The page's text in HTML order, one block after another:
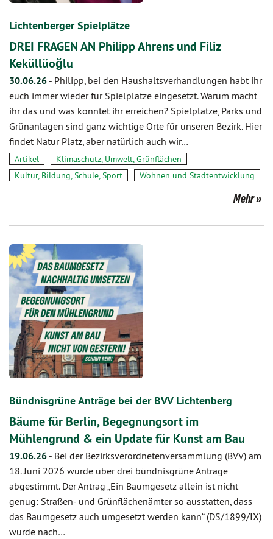
Lichtenberger Spielplätze
DREI FRAGEN AN Philipp Ahrens und Filiz
Keküllüoğlu‬
30.06.26 - Philipp, bei den Haushaltsverhandlungen habt ihr
euch immer wieder für Spielplätze eingesetzt. Warum macht
ihr das und was konntet ihr erreichen? Spielplätze, Parks und
Grünanlagen sind ganz wichtige Orte für unseren Bezirk. Hier
findet Natur Platz, aber natürlich auch wir…
Artikel
Klimaschutz, Umwelt, Grünflächen
Kultur, Bildung, Schule, Sport
Wohnen und Stadtentwicklung
Mehr
Bündnisgrüne Anträge bei der BVV Lichtenberg
Bäume für Berlin, Begegnungsort im
Mühlengrund & ein Update für Kunst am Bau
19.06.26 - Bei der Bezirksverordnetenversammlung (BVV) am
18. Juni 2026 wurde über drei bündnisgrüne Anträge
abgestimmt. Der Antrag „Ein Baumgesetz allein ist nicht
genug: Straßen- und Grünflächenämter so ausstatten, dass
das Baumgesetz auch umgesetzt werden kann“ (DS/1899/IX)
wurde nach…